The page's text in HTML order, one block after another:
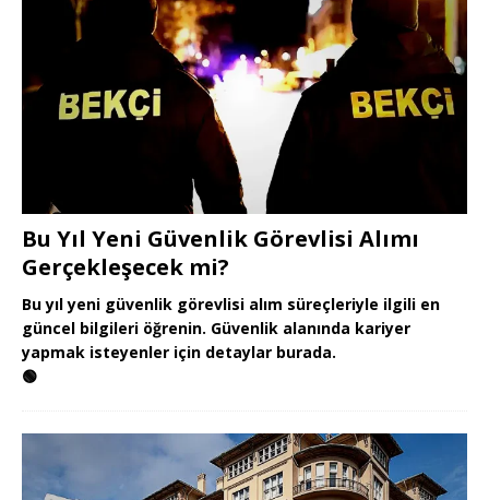
Bu Yıl Yeni Güvenlik Görevlisi Alımı
Gerçekleşecek mi?
Bu yıl yeni güvenlik görevlisi alım süreçleriyle ilgili en
güncel bilgileri öğrenin. Güvenlik alanında kariyer
yapmak isteyenler için detaylar burada.
🟢